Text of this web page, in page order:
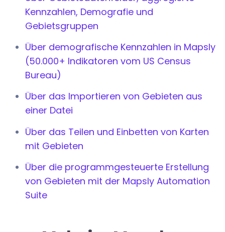
Kennzahlen, Demografie und
Gebietsgruppen
Über demografische Kennzahlen in Mapsly
(50.000+ Indikatoren vom US Census
Bureau)
Über das Importieren von Gebieten aus
einer Datei
Über das Teilen und Einbetten von Karten
mit Gebieten
Über die programmgesteuerte Erstellung
von Gebieten mit der Mapsly Automation
Suite